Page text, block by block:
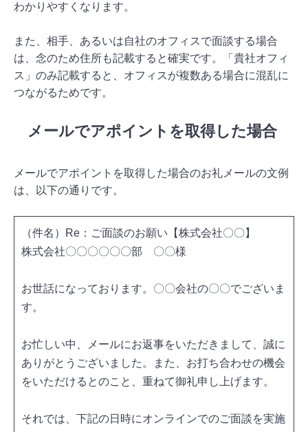
わかりやすくなります。
また、相手、あるいは自社のオフィスで面談する場合
は、念のため住所も記載すると確実です。「貴社オフィ
ス」のみ記載すると、オフィスが複数ある場合に混乱に
つながるためです。
メールでアポイントを取得した場合
メールでアポイントを取得した場合のお礼メールの文例
は、以下の通りです。
（件名）Re：ご面談のお願い【株式会社〇〇】
株式会社〇〇〇〇〇〇部 〇〇様
お世話になっております。〇〇会社の〇〇でございま
す。
お忙しい中、メールにお返事をいただきまして、誠に
ありがとうございました。また、お打ち合わせの機会
をいただけるとのこと、重ねて御礼申し上げます。
それでは、下記の日時にオンラインでのご面談を実施